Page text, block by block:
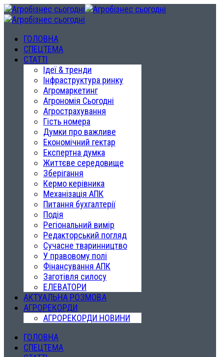
ГОЛОВНА
СПЕЦТЕМА
СТАТТІ
Ідеї & тренди
Інфраструктура ринку
Агромаркетинг
Агрономія Сьогодні
Агрострахування
Гість номера
Думки про важливе
Економічний гектар
Експертна думка
Життєве середовище
Зберігання
Кермо керівника
Механізація АПК
Питання бухгалтерії
Подія
Регіональний вимір
Редакторський погляд
Сучасне тваринництво
У правовому полі
Фінансування АПК
Заготівля силосу
ЕЛЕВАТОРИ
АКТУАЛЬНА РОЗМОВА
АГРОРЕКОРДИ
АГРОРЕКОРДИ НОВИНИ
ГОЛОВНА
СПЕЦТЕМА